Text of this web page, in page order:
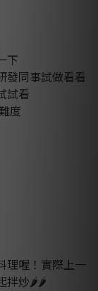
下
發同事試做看看
試看
度
理喔！實際上一
拌炒🌶🌶